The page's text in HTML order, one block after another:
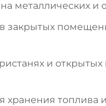
металлических
закрытых
и
хранения топлива